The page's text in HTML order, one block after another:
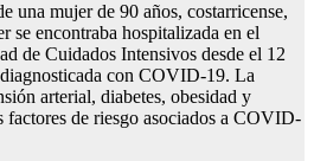
una mujer de 90 años, costarricense,
se encontraba hospitalizada en el
de Cuidados Intensivos desde el 12
con COVID-19. La
arterial, diabetes, obesidad y
factores de riesgo asociados a COVID-